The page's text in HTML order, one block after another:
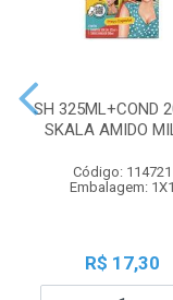
SH 325ML+COND
SKALA AMIDO
Código: 114721
Embalagem: 1X1
R$ 17,30